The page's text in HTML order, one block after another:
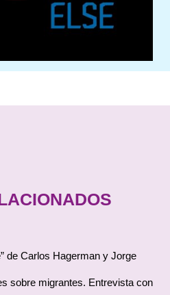
de Carlos Hagerman y Jorge
sobre migrantes. Entrevista con